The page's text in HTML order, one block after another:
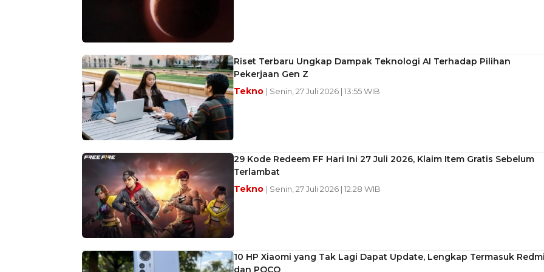
Riset Terbaru Ungkap Dampak Teknologi AI Terhadap Pilihan
Pekerjaan Gen Z
Tekno | Senin, 27 Juli 2026 | 13:55 WIB
29 Kode Redeem FF Hari Ini 27 Juli 2026, Klaim Item Gratis Sebelum
Terlambat
Tekno | Senin, 27 Juli 2026 | 12:28 WIB
10 HP Xiaomi yang Tak Lagi Dapat Update, Lengkap Termasuk
dan POCO